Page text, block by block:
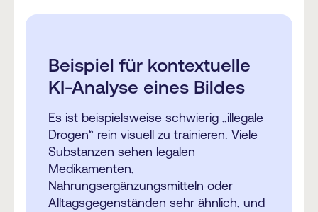
Beispiel für kontextuelle
KI-Analyse eines Bildes
Es ist beispielsweise schwierig „illegale
Drogen“ rein visuell zu trainieren. Viele
Substanzen sehen legalen
Medikamenten,
Nahrungsergänzungsmitteln oder
Alltagsgegenständen sehr ähnlich, und